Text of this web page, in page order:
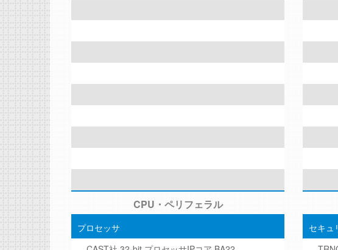
CPU・ペリフェラル
プロセッサ
セキュ